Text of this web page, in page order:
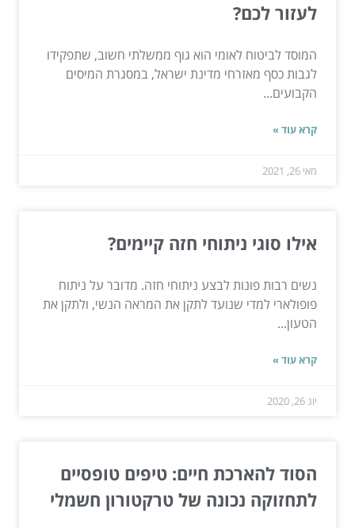
לעזור לכם?
המוסד לביטוח לאומי הוא גוף ממשלתי חשוב, שתפקידו
לגבות כסף מאזרחי מדינת ישראל, במסגרת המיסים
הקבועים...
קרא עוד »
מאי 26, 2021
אילו סוגי ניתוחי חזה קיימים?
נשים רבות פונות לבצע ניתוחי חזה. מדובר על ניתוח
פופולארי למדי שנועד לתקן את המראה הנשי, ולתקן את
הטעון...
קרא עוד »
יונ 26, 2020
הסוד להארכת חיים: טיפים טופסיים
לתחזוקה נכונה של טרקטורון חשמלי